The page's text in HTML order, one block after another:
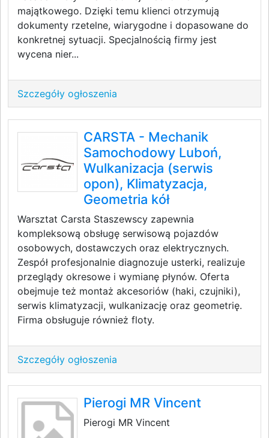
majątkowego. Dzięki temu klienci otrzymują
dokumenty rzetelne, wiarygodne i dopasowane do
konkretnej sytuacji. Specjalnością firmy jest
wycena nier...
Szczegóły ogłoszenia
CARSTA - Mechanik
Samochodowy Luboń,
Wulkanizacja (serwis
opon), Klimatyzacja,
Geometria kół
Warsztat Carsta Staszewscy zapewnia
kompleksową obsługę serwisową pojazdów
osobowych, dostawczych oraz elektrycznych.
Zespół profesjonalnie diagnozuje usterki, realizuje
przeglądy okresowe i wymianę płynów. Oferta
obejmuje też montaż akcesoriów (haki, czujniki),
serwis klimatyzacji, wulkanizację oraz geometrię.
Firma obsługuje również floty.
Szczegóły ogłoszenia
Pierogi MR Vincent
Pierogi MR Vincent